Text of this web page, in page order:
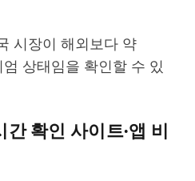
시장이 해외보다 약
상태임을 확인할 수 있
확인 사이트·앱 비